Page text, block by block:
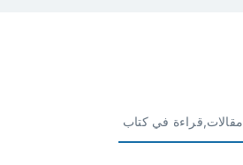
مقالات,قراءة في كتاب